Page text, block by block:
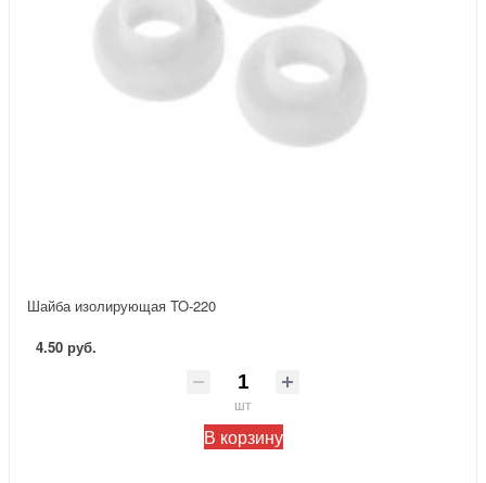
Шайба изолирующая TO-220
4.50 руб.
шт
В корзину